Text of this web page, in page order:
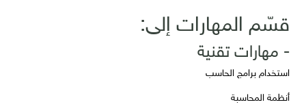
قسّم المهارات إلى:
- مهارات تقنية
استخدام برامج الحاسب
أنظمة المحاسبة